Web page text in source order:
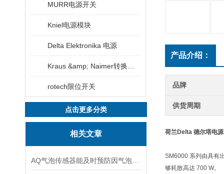
MURR电源开关
Kniel电源模块
Delta Elektronika 电源
rotech限位开关
点击更多分类
相关文章
产品介绍：
品牌
供货周期
荷兰Delta 德尔塔电
SM6000 系列由具有
够耗散高达 700 W。